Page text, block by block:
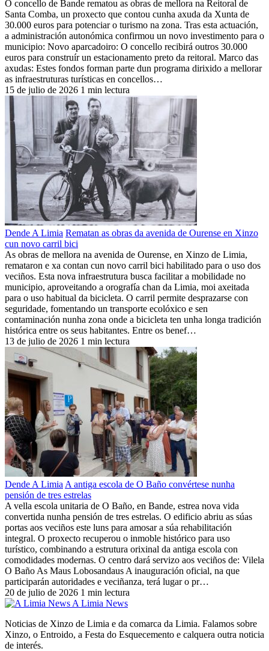
O concello de Bande rematou as obras de mellora na Reitoral de
Santa Comba, un proxecto que contou cunha axuda da Xunta de
30.000 euros para potenciar o turismo na zona. Tras esta actuación,
a administración autonómica confirmou un novo investimento para o
municipio: Novo aparcadoiro: O concello recibirá outros 30.000
euros para construír un estacionamento preto da reitoral. Marco das
axudas: Estes fondos forman parte dun programa dirixido a mellorar
as infraestruturas turísticas en concellos…
15 de julio de 2026 1 min lectura
Dende A Limia Rematan as obras da avenida de Ourense en Xinzo
cun novo carril bici
As obras de mellora na avenida de Ourense, en Xinzo de Limia,
remataron e xa contan cun novo carril bici habilitado para o uso dos
veciños. Esta nova infraestrutura busca facilitar a mobilidade no
municipio, aproveitando a orografía chan da Limia, moi axeitada
para o uso habitual da bicicleta. O carril permite desprazarse con
seguridade, fomentando un transporte ecolóxico e sen
contaminación nunha zona onde a bicicleta ten unha longa tradición
histórica entre os seus habitantes. Entre os benef…
13 de julio de 2026 1 min lectura
Dende A Limia A antiga escola de O Baño convértese nunha
pensión de tres estrelas
A vella escola unitaria de O Baño, en Bande, estrea nova vida
convertida nunha pensión de tres estrelas. O edificio abriu as súas
portas aos veciños este luns para amosar a súa rehabilitación
integral. O proxecto recuperou o inmoble histórico para uso
turístico, combinando a estrutura orixinal da antiga escola con
comodidades modernas. O centro dará servizo aos veciños de: Vilela
O Baño As Maus Lobosandaus A inauguración oficial, na que
participarán autoridades e veciñanza, terá lugar o pr…
20 de julio de 2026 1 min lectura
A Limia News
Noticias de Xinzo de Limia e da comarca da Limia. Falamos sobre
Xinzo, o Entroido, a Festa do Esquecemento e calquera outra noticia
de interés.